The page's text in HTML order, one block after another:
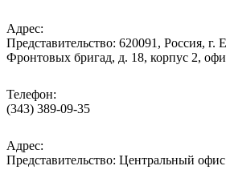
Адрес:
Представительство: 620091, Россия, г.
Фронтовых бригад, д. 18, корпус 2,
Телефон:
(343) 389-09-35
Адрес:
Представительство: Центральный офис